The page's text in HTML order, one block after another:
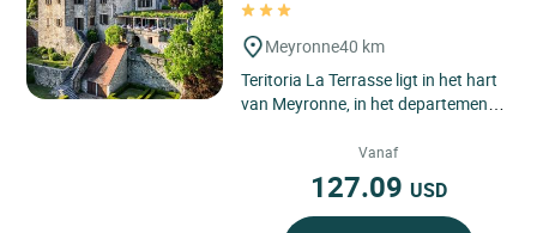
Meyronne40 km
Teritoria La Terrasse ligt in het hart
van Meyronne, in het departement
Dordognevallei en dicht...
Vanaf
127.09 USD